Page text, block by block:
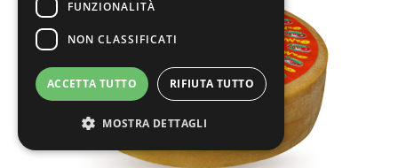
FUNZIONALITÀ
NON CLASSIFICATI
ACCETTA TUTTO RIFIUTA TUTTO
MOSTRA DETTAGLI